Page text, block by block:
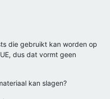
die gebruikt kan worden op
dus dat vormt geen
kan slagen?